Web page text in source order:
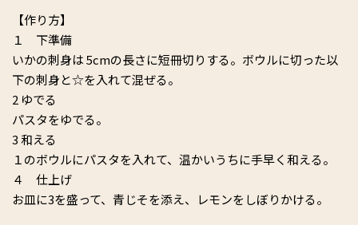
【作り方】
１ 下準備
いかの刺身は 5cmの長さに短冊切りする。ボウルに切った以
下の刺身と☆を入れて混ぜる。
2 ゆでる
パスタをゆでる。
3 和える
１のボウルにパスタを入れて、温かいうちに手早く和える。
４ 仕上げ
お皿に3を盛って、青じそを添え、レモンをしぼりかける。